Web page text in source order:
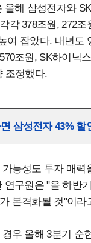
올해 삼성전자와
각 378조원, 272조
여 잡았다. 내년도
조원, SK하이닉
조정했다.
삼성전자 43% 할
능성도 투자 매력
연구원은 "올 하반
본격화될 것"이라
우 올해 3분기 순